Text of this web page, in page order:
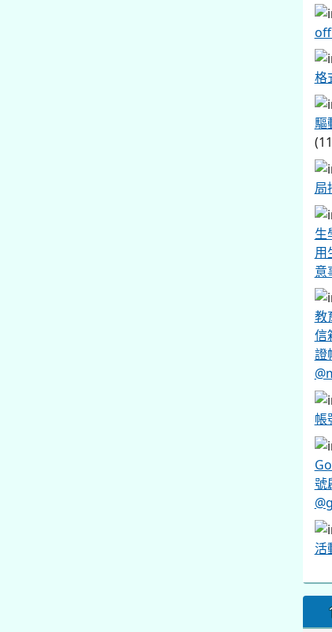
格
驅
局
生
用
意
教
信
證
帳
號
活